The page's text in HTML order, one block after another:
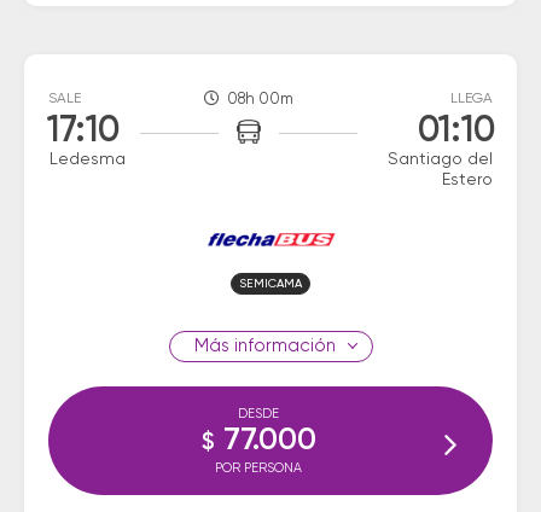
SALE
17:10
Ledesma
08h 00m LLEGA
01:10
Santiago del
Estero
SEMICAMA
información
DESDE
$ 77.000
POR PERSONA